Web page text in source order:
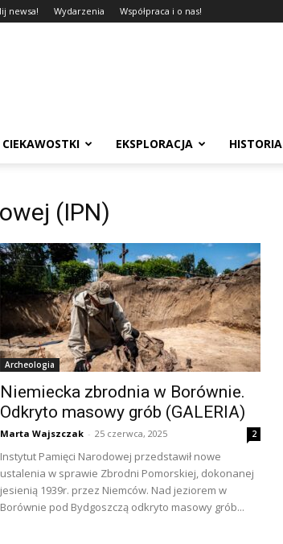
newsa! Wydarzenia Współpraca i o nas!
CIEKAWOSTKI EKSPLORACJA HISTORIA
(IPN)
Archeologia
Niemiecka zbrodnia w Borównie.
Odkryto masowy grób (GALERIA)
Marta Wajszczak - 25 czerwca, 2025 2
Instytut Pamięci Narodowej przedstawił nowe
ustalenia w sprawie Zbrodni Pomorskiej, dokonanej
jesienią 1939r. przez Niemców. Nad jeziorem w
Borównie pod Bydgoszczą odkryto masowy grób...